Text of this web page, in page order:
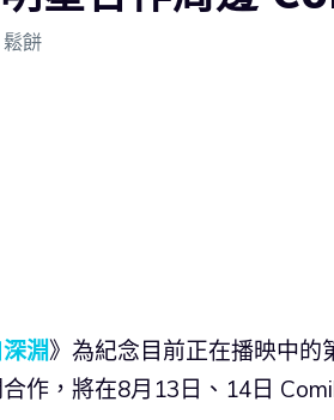
鬆餅
淵》為紀念目前正在播映中
作，將在8月13日、14日